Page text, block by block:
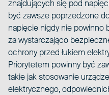
znajdujących się pod
być zawsze poprzedzone
napięcie nigdy nie powinno
za wystarczająco
ochrony przed łukiem
Priorytetem powinny być
takie jak stosowanie
elektrycznego,